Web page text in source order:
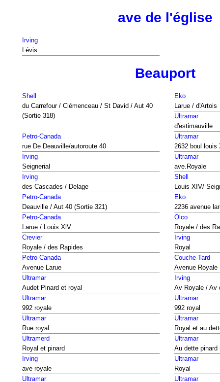
ave de l'église
Irving
Lévis
Beauport
Shell
du Carrefour / Clémenceau / St David / Aut 40
(Sortie 318)
Eko
Larue / d'Artois
Ultramar
d'estimauville
Petro-Canada
rue De Deauville/autoroute 40
Ultramar
2632 boul louis
Irving
Seignerial
Ultramar
ave.Royale
Irving
des Cascades / Delage
Shell
Louis XIV/
Petro-Canada
Deauville / Aut 40 (Sortie 321)
Eko
2236 avenue
Petro-Canada
Larue / Louis XlV
Olco
Royale / des
Crevier
Royale / des Rapides
Irving
Royal
Petro-Canada
Avenue Larue
Couche-Tard
Avenue Royale
Ultramar
Audet Pinard et royal
Irving
Av Royale / Av
Ultramar
992 royale
Ultramar
992 royal
Ultramar
Rue royal
Ultramar
Royal et au
Ultramerd
Royal et pinard
Ultramar
Au dette pinard
Irving
ave royale
Ultramar
Royal
Ultramar
Ultramar